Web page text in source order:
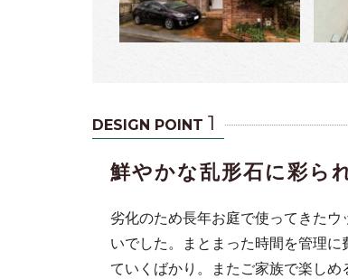
DESIGN POINT 1
鮮やかな乱形石に彩ら
劣化のため長年お庭で使ってきた
いでした。まとまった時間を管理
ていくばかり。またご家族で楽し